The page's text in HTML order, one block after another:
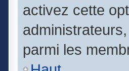
activez cette
parmi les